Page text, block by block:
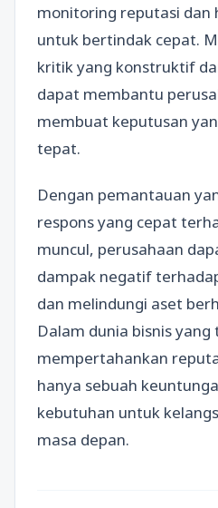
monitoring reputasi dan
untuk bertindak cepat.
kritik yang konstruktif
dapat membantu
membuat keputusan
tepat.
Dengan pemantauan
respons yang cepat
muncul, perusahaan
dampak negatif
dan melindungi aset
Dalam dunia bisnis
mempertahankan
hanya sebuah
kebutuhan untuk
masa depan.